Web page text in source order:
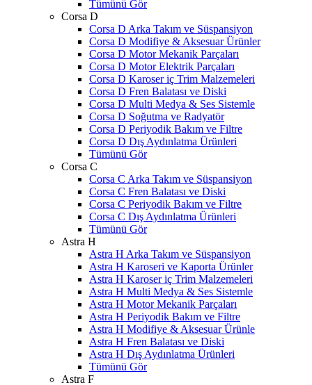
Tümünü Gör
Corsa D
Corsa D Arka Takım ve Süspansiyon
Corsa D Modifiye & Aksesuar Ürünler
Corsa D Motor Mekanik Parçaları
Corsa D Motor Elektrik Parçaları
Corsa D Karoser iç Trim Malzemeleri
Corsa D Fren Balatası ve Diski
Corsa D Multi Medya & Ses Sistemle
Corsa D Soğutma ve Radyatör
Corsa D Periyodik Bakım ve Filtre
Corsa D Dış Aydınlatma Ürünleri
Tümünü Gör
Corsa C
Corsa C Arka Takım ve Süspansiyon
Corsa C Fren Balatası ve Diski
Corsa C Periyodik Bakım ve Filtre
Corsa C Dış Aydınlatma Ürünleri
Tümünü Gör
Astra H
Astra H Arka Takım ve Süspansiyon
Astra H Karoseri ve Kaporta Ürünler
Astra H Karoser iç Trim Malzemeleri
Astra H Multi Medya & Ses Sistemle
Astra H Motor Mekanik Parçaları
Astra H Periyodik Bakım ve Filtre
Astra H Modifiye & Aksesuar Ürünle
Astra H Fren Balatası ve Diski
Astra H Dış Aydınlatma Ürünleri
Tümünü Gör
Astra F